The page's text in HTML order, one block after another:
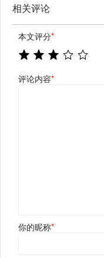
相关评论
本文评分*
评论内容*
你的昵称*